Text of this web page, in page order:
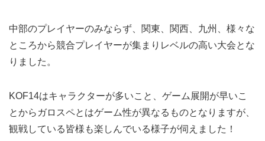
中部のプレイヤーのみならず、関東、関西、九州、様々な
ところから競合プレイヤーが集まりレベルの高い大会とな
りました。
KOF14はキャラクターが多いこと、ゲーム展開が早いこ
とからガロスペとはゲーム性が異なるものとなりますが、
観戦している皆様も楽しんでいる様子が伺えました！